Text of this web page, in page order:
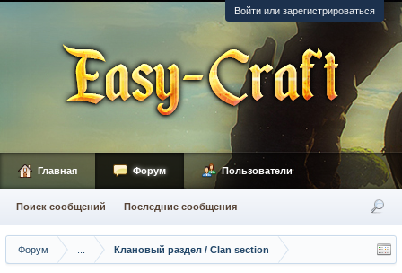
Войти или зарегистрироваться
Форум Клановый раздел / Сlan section
Главная Форум
Поиск сообщений Последние сообщения
Пользователи